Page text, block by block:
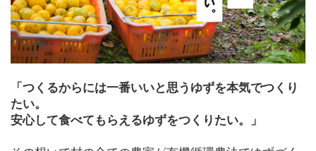
「つくるからには一番いいと思うゆずを本気でつくり
たい。
安心して食べてもらえるゆずをつくりたい。」